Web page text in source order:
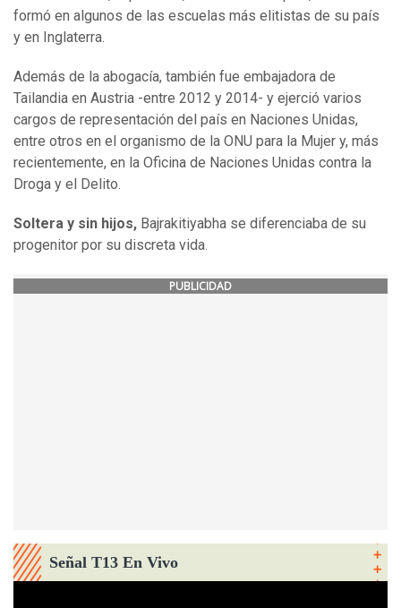
formó en algunos de las escuelas más elitistas de su país
y en Inglaterra.
Además de la abogacía, también fue embajadora de
Tailandia en Austria -entre 2012 y 2014- y ejerció varios
cargos de representación del país en Naciones Unidas,
entre otros en el organismo de la ONU para la Mujer y, más
recientemente, en la Oficina de Naciones Unidas contra la
Droga y el Delito.
Soltera y sin hijos, Bajrakitiyabha se diferenciaba de su
progenitor por su discreta vida.
PUBLICIDAD
Señal T13 En Vivo